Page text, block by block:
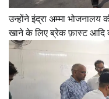
उन्होंने इंद्रा अम्मा
खाने के लिए ब्रेक फ़ास्ट आदि